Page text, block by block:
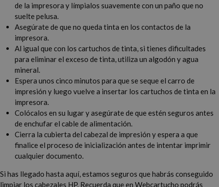
de la impresora y límpialos suavemente con un paño que no
suelte pelusa.
Asegúrate de que no queda tinta en los contactos de la
impresora.
Al igual que con los cartuchos de tinta, si tienes dificultades
para eliminar el exceso de tinta, utiliza un algodón y agua
mineral.
Espera unos cinco minutos para que se seque el carro de
impresión y luego vuelve a insertar los cartuchos de tinta en la
impresora.
Colócalos en su lugar y asegúrate de que estén seguros antes
de enchufar el cable de alimentación.
Cierra la cubierta del cabezal de impresión y espera a que
finalice el proceso de inicialización antes de intentar imprimir
cualquier documento.
Si has llegado hasta aquí, estamos seguros que habrás conseguido
limpiar los cabezales HP. Recuerda que en Webcartucho podrás